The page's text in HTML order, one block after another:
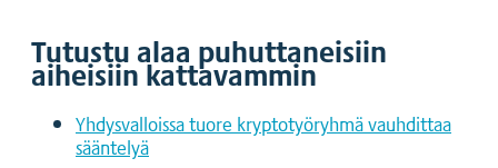
Tutustu alaa puhuttaneisiin
aiheisiin kattavammin
Yhdysvalloissa tuore kryptotyöryhmä vauhdittaa
sääntelyä